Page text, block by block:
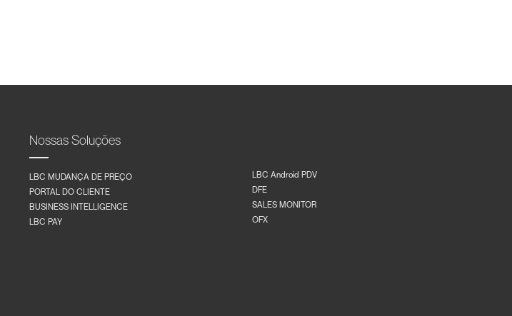
Nossas Soluções
LBC MUDANÇA DE PREÇO
PORTAL DO CLIENTE
BUSINESS INTELLIGENCE
LBC PAY
LBC Android PDV
DFE
SALES MONITOR
OFX